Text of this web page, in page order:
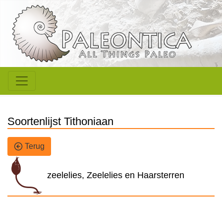
Soortenlijst Tithoniaan
Terug
zeelelies, Zeelelies en Haarsterren